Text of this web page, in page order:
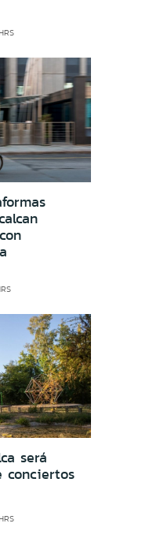
será
conciertos